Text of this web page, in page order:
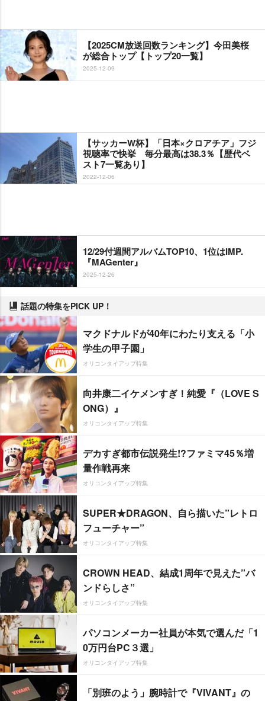
【2025CM放送回数ランキング】今田美桜
が総合トップ【トップ20一覧】
2025-12-09
【サッカーW杯】「日本×クロアチア」フジ
視聴率で快挙 毎分最高は38.3％【歴代ベ
スト7一覧あり】
2022-12-06
12/29付週間アルバムTOP10、1位はIMP.
『MAGenter』
2025-12-26
話題の特集をPICK UP！
マクドナルドが40年にわたり支える「小
学生の甲子園」
オリコンタイアップ特集
向井康二イケメンすぎ！純愛『（LOVE S
ONG）』
オリコンタイアップ特集
デカすぎ都市伝説発生!?ファミマ45％増
量作戦再来
オリコンタイアップ特集
SUPER★DRAGON、自ら描いた”レトロ
フューチャー”
オリコンタイアップ特集
CROWN HEAD、結成1周年で見えた”バ
ンドらしさ”
オリコンタイアップ特集
パソコンメーカー社員が本気で選んだ「1
0万円台PC３選」
オリコンタイアップ特集
「別班のよう」腕時計で『VIVANT』の